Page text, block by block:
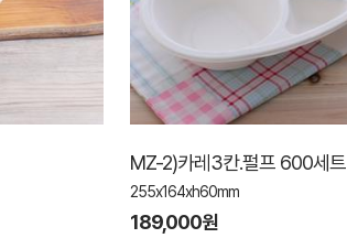
MZ-2)카레3칸.펄프 600세트
255x164xh60mm
189,000원